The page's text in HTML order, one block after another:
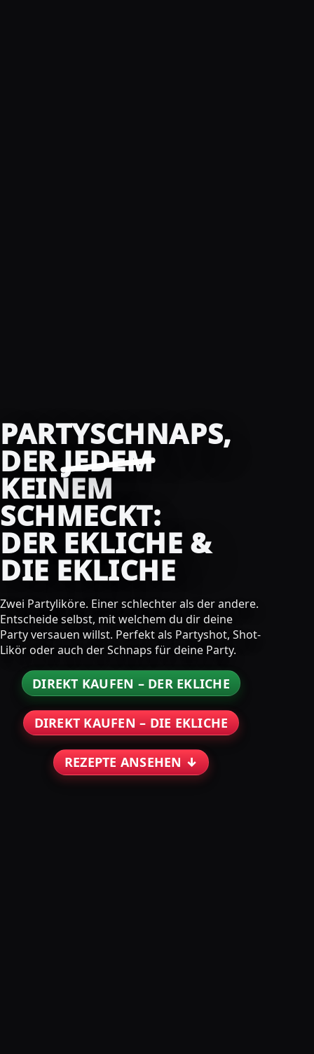
PARTYSCHNAPS,
DERJEDEM
KEINEM
SCHMECKT:
DER EKLICHE &
DIE EKLICHE
Zwei Partyliköre. Einer schlechter als der andere.
Entscheide selbst, mit welchem du dir deine
Party versauen willst. Perfekt als Partyshot, Shot-
Likör oder auch der Schnaps für deine Party.
DIREKT KAUFEN – DER EKLICHE
DIREKT KAUFEN – DIE EKLICHE
REZEPTE ANSEHEN ↓